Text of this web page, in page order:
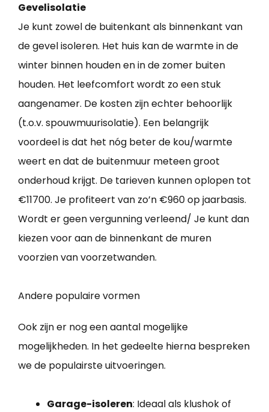
Gevelisolatie
Je kunt zowel de buitenkant als binnenkant van
de gevel isoleren. Het huis kan de warmte in de
winter binnen houden en in de zomer buiten
houden. Het leefcomfort wordt zo een stuk
aangenamer. De kosten zijn echter behoorlijk
(t.o.v. spouwmuurisolatie). Een belangrijk
voordeel is dat het nóg beter de kou/warmte
weert en dat de buitenmuur meteen groot
onderhoud krijgt. De tarieven kunnen oplopen tot
€11700. Je profiteert van zo’n €960 op jaarbasis.
Wordt er geen vergunning verleend/ Je kunt dan
kiezen voor aan de binnenkant de muren
voorzien van voorzetwanden.
Andere populaire vormen
Ook zijn er nog een aantal mogelijke
mogelijkheden. In het gedeelte hierna bespreken
we de populairste uitvoeringen.
Garage-isoleren: Ideaal als klushok of